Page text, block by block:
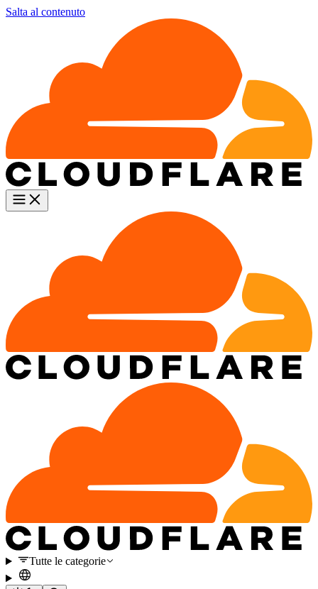
Salta al contenuto
Tutte le categorie